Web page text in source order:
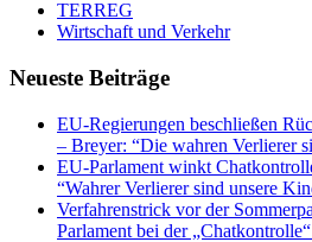
TERREG
Wirtschaft und Verkehr
Neueste Beiträge
EU-Regierungen beschließen
– Breyer: “Die wahren Verlierer
EU-Parlament winkt
“Wahrer Verlierer sind unsere
Verfahrenstrick vor der
Parlament bei der